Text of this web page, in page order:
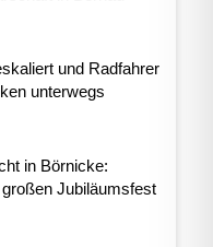
und Radfahrer
unterwegs
in Börnicke:
Jubiläumsfest